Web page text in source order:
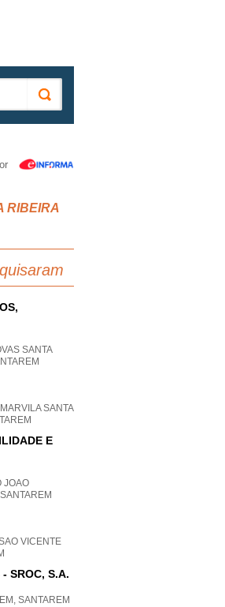
RIBEIRA
SANTA
SANTA
E
JOAO
VICENTE
SROC, S.A.
SANTAREM